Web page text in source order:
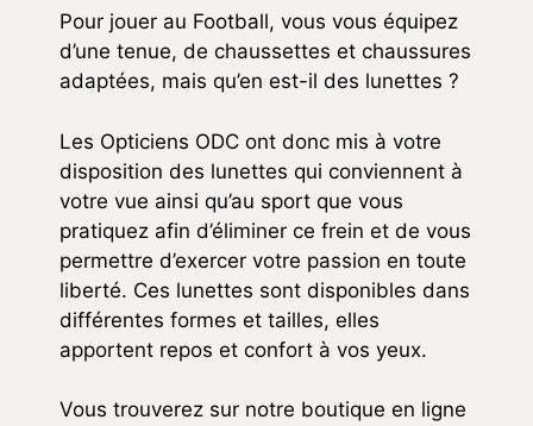
Pour jouer au Football, vous vous équipez
d’une tenue, de chaussettes et chaussures
adaptées, mais qu’en est-il des lunettes ?
Les Opticiens ODC ont donc mis à votre
disposition des lunettes qui conviennent à
votre vue ainsi qu’au sport que vous
pratiquez afin d’éliminer ce frein et de vous
permettre d’exercer votre passion en toute
liberté. Ces lunettes sont disponibles dans
différentes formes et tailles, elles
apportent repos et confort à vos yeux.
Vous trouverez sur notre boutique en ligne